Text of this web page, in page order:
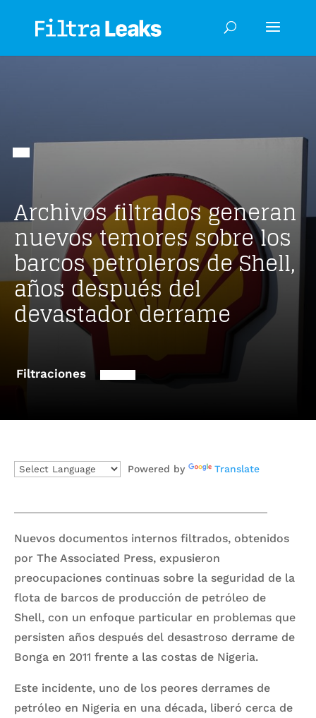
Archivos filtrados generan
nuevos temores sobre los
barcos petroleros de Shell,
años después del
devastador derrame
Filtraciones
Powered by Translate
Nuevos documentos internos filtrados, obtenidos
por The Associated Press, expusieron
preocupaciones continuas sobre la seguridad de la
flota de barcos de producción de petróleo de
Shell, con un enfoque particular en problemas que
persisten años después del desastroso derrame de
Bonga en 2011 frente a las costas de Nigeria.
Este incidente, uno de los peores derrames de
petróleo en Nigeria en una década, liberó cerca de